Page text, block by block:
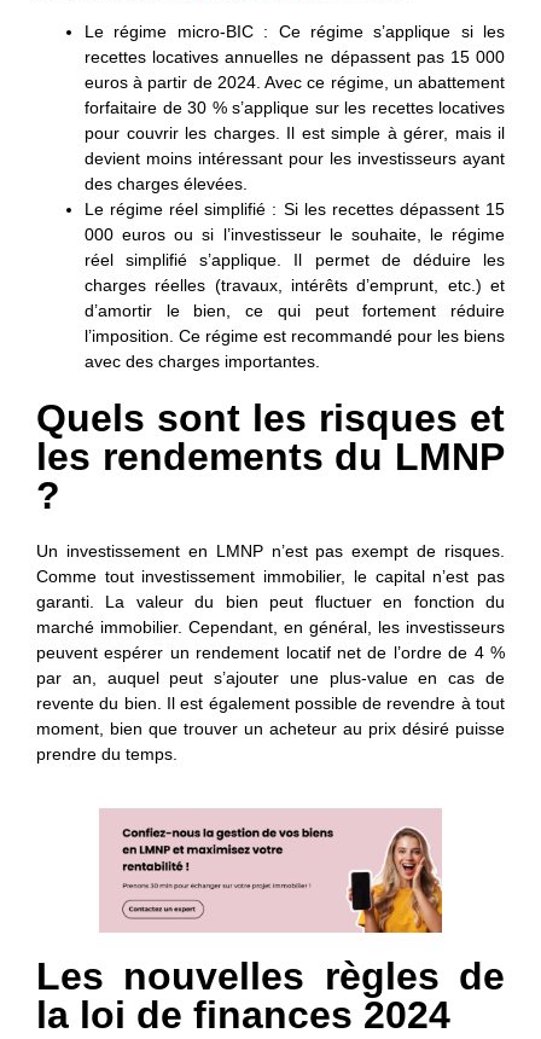
Le régime micro-BIC: Ce régime s’applique si les
recettes locatives annuelles ne dépassent pas 15 000
euros à partir de 2024. Avec ce régime, un abattement
forfaitaire de 30 % s’applique sur les recettes locatives
pour couvrir les charges. Il est simple à gérer, mais il
devient moins intéressant pour les investisseurs ayant
des charges élevées.
Le régime réel simplifié : Si les recettes dépassent 15
000 euros ou si l’investisseur le souhaite, le régime
réel simplifié s’applique. Il permet de déduire les
charges réelles (travaux, intérêts d’emprunt, etc.) et
d’amortir le bien, ce qui peut fortement réduire
l’imposition. Ce régime est recommandé pour les biens
avec des charges importantes.
Quels sont les risques et
les rendements du LMNP
?
Un investissement en LMNP n’est pas exempt de risques.
Comme tout investissement immobilier, le capital n’est pas
garanti. La valeur du bien peut fluctuer en fonction du
marché immobilier. Cependant, en général, les investisseurs
peuvent espérer un rendement locatif net de l’ordre de 4 %
par an, auquel peut s’ajouter une plus-value en cas de
revente du bien. Il est également possible de revendre à tout
moment, bien que trouver un acheteur au prix désiré puisse
prendre du temps.
Les nouvelles règles de
la loi de finances 2024